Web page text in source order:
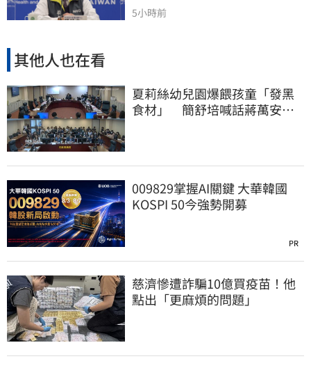
5小時前
其他人也在看
夏莉絲幼兒園爆餵孩童「發黑
食材」 簡舒培喊話蔣萬安：
009829掌握AI關鍵 大華韓國
KOSPI 50今強勢開募
PR
慈濟慘遭詐騙10億買疫苗！他
點出「更麻煩的問題」